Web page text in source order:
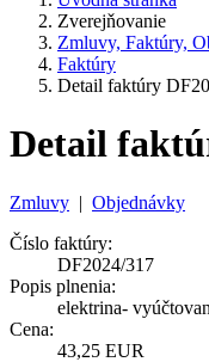
Zverejňovanie
Zmluvy, Faktúry,
Faktúry
Detail faktúry
Detail
Zmluvy | Objednávky
Číslo faktúry:
DF2024/317
Popis plnenia:
elektrina-
Cena:
43,25 EUR